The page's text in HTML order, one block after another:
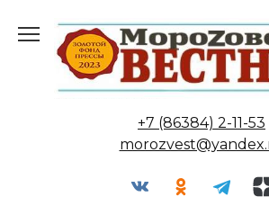
содержанию
+7 (86384) 2-11-53